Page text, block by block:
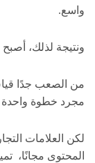
واسع.
ونتيجة لذلك،
من الصعب جدًا
مجرد خطوة واحدة
لكن العلامات
المحتوى مجانًا،